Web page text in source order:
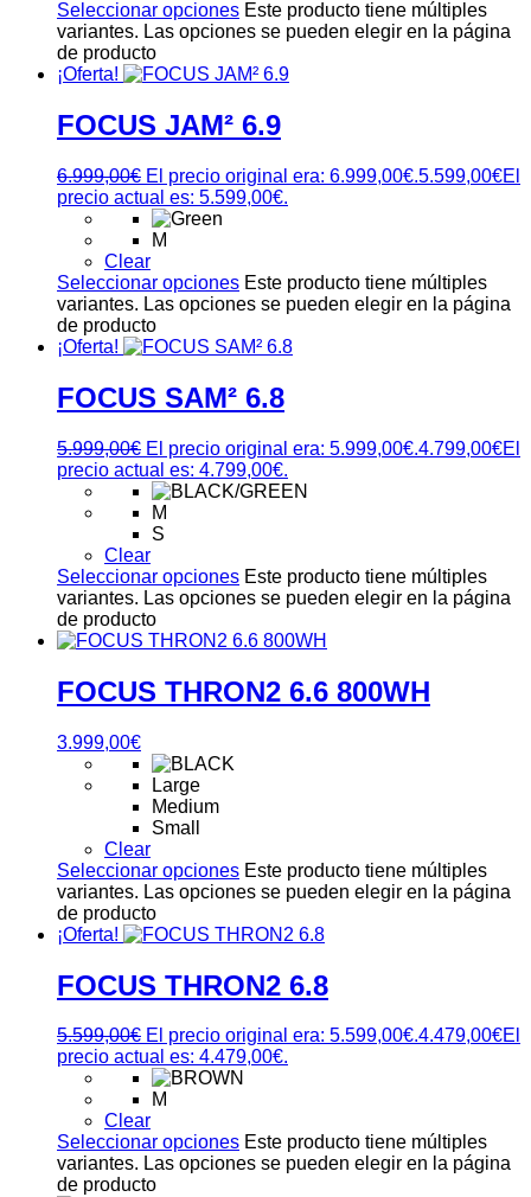
Seleccionar opciones Este producto tiene múltiples
variantes. Las opciones se pueden elegir en la página
de producto
¡Oferta!
FOCUS JAM² 6.9
6.999,00€ El precio original era: 6.999,00€.5.599,00€El
precio actual es: 5.599,00€.
M
Clear
Seleccionar opciones Este producto tiene múltiples
variantes. Las opciones se pueden elegir en la página
de producto
¡Oferta!
FOCUS SAM² 6.8
5.999,00€ El precio original era: 5.999,00€.4.799,00€El
precio actual es: 4.799,00€.
M
S
Clear
Seleccionar opciones Este producto tiene múltiples
variantes. Las opciones se pueden elegir en la página
de producto
FOCUS THRON2 6.6 800WH
3.999,00€
Large
Medium
Small
Clear
Seleccionar opciones Este producto tiene múltiples
variantes. Las opciones se pueden elegir en la página
de producto
¡Oferta!
FOCUS THRON2 6.8
5.599,00€ El precio original era: 5.599,00€.4.479,00€El
precio actual es: 4.479,00€.
M
Clear
Seleccionar opciones Este producto tiene múltiples
variantes. Las opciones se pueden elegir en la página
de producto